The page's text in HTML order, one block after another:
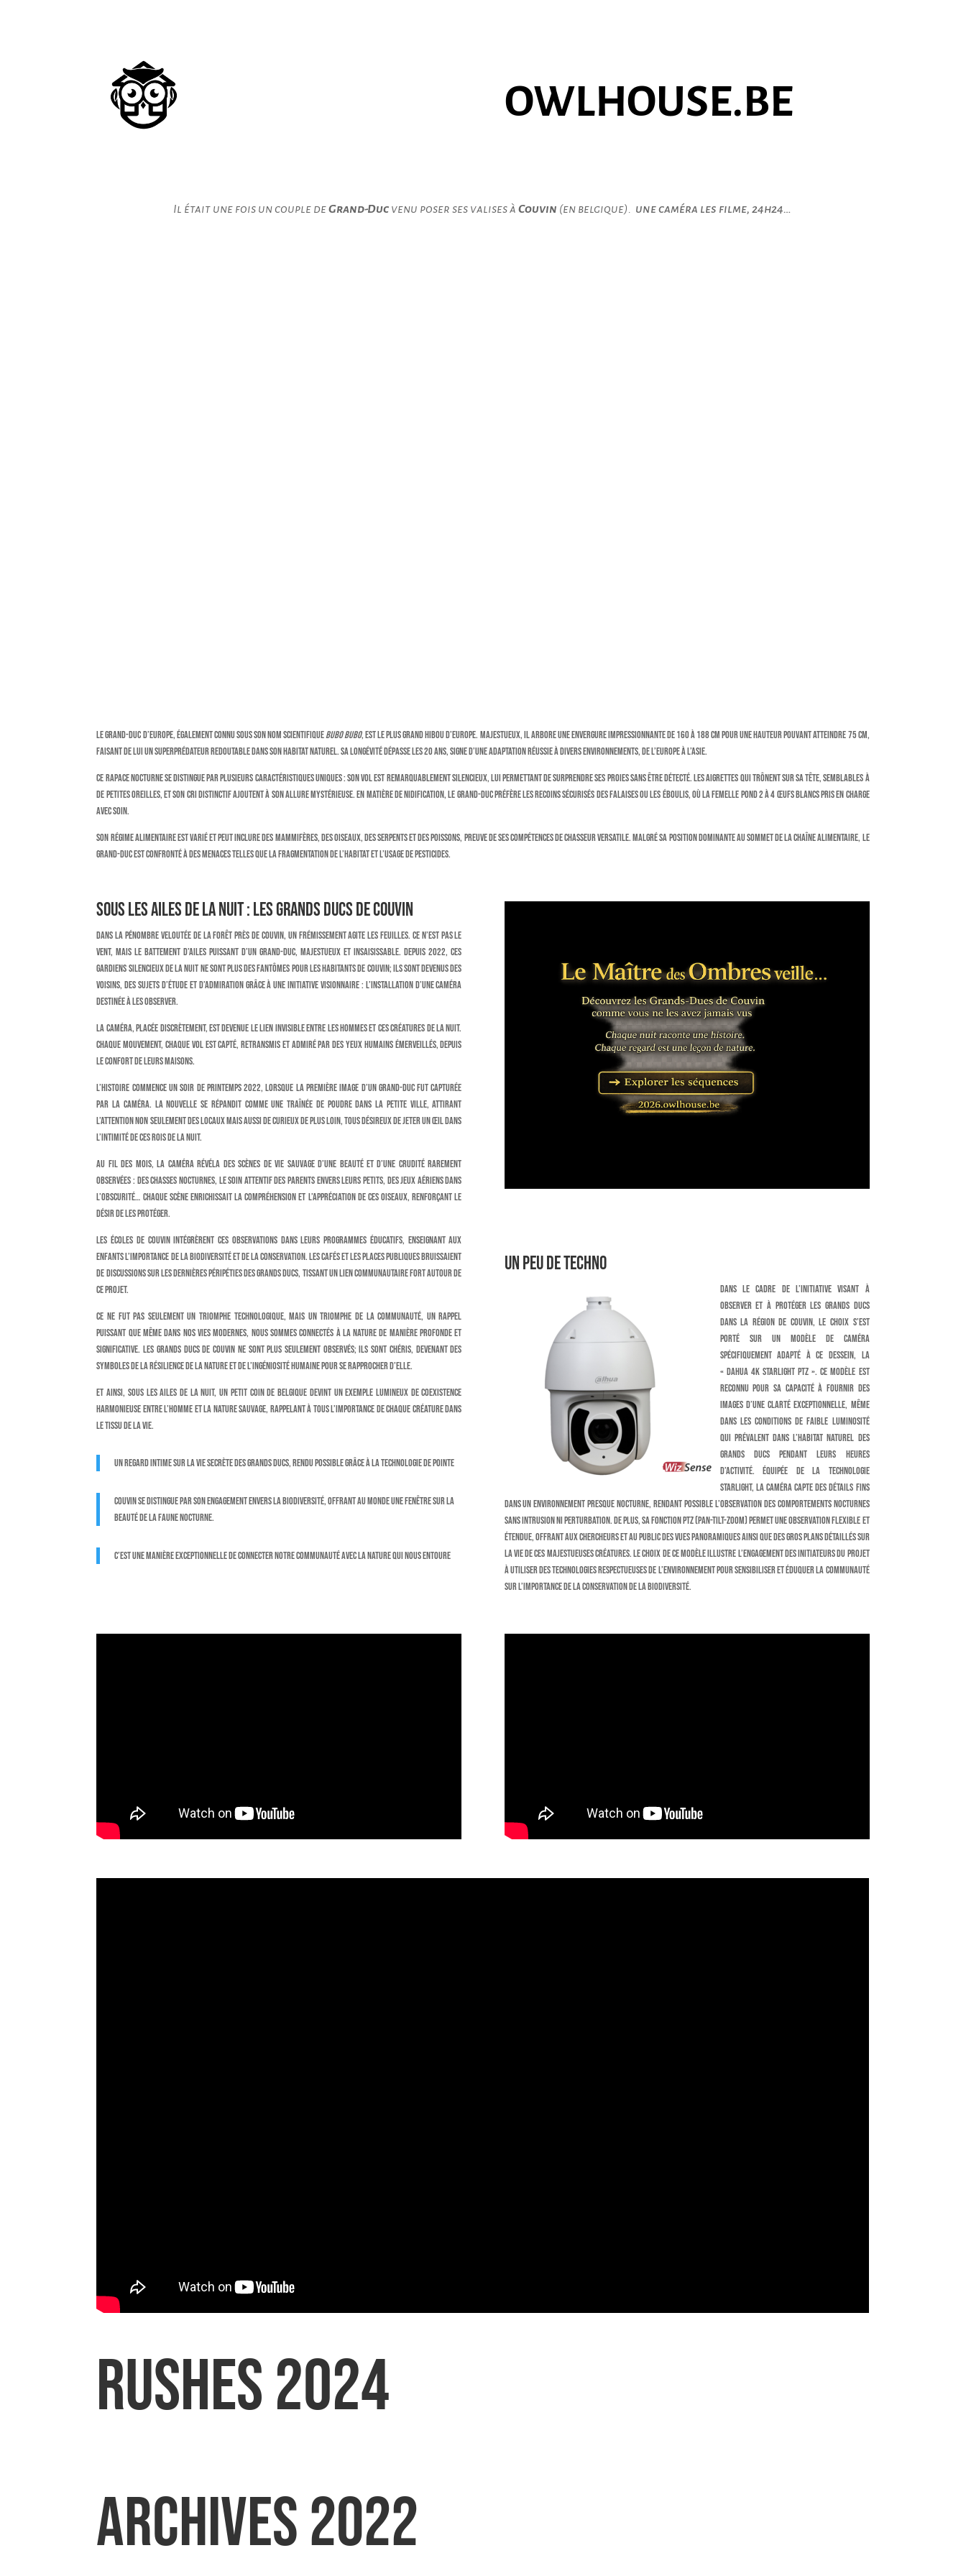
OWLHOUSE.BE
Il était une fois un couple deGrand-Ducvenu poser ses valises à Couvin (en belgique). une caméra les filme, 24h24…
Le Grand-duc d’Europe, également connu sous son nom scientifiqueBubo bubo, est le plus grand hibou d’Europe. Majestueux, il arbore une envergure impressionnante de 160 à 188 cm pour une hauteur pouvant atteindre 75 cm,
faisant de lui un superprédateur redoutable dans son habitat naturel. Sa longévité dépasse les 20 ans, signe d’une adaptation réussie à divers environnements, de l’Europe à l’Asie.
Ce rapace nocturne se distingue par plusieurs caractéristiques uniques : son vol est remarquablement silencieux, lui permettant de surprendre ses proies sans être détecté. Les aigrettes qui trônent sur sa tête, semblables à
de petites oreilles, et son cri distinctif ajoutent à son allure mystérieuse. En matière de nidification, le Grand-duc préfère les recoins sécurisés des falaises ou les éboulis, où la femelle pond 2 à 4 œufs blancs pris en charge
avec soin.
Son régime alimentaire est varié et peut inclure des mammifères, des oiseaux, des serpents et des poissons, preuve de ses compétences de chasseur versatile. Malgré sa position dominante au sommet de la chaîne alimentaire, le
Grand-duc est confronté à des menaces telles que la fragmentation de l’habitat et l’usage de pesticides.
Sous les Ailes de la Nuit : Les Grands Ducs de Couvin
Dans la pénombre veloutée de la forêt près de Couvin, un frémissement agite les feuilles. Ce n’est pas le
vent, mais le battement d’ailes puissant d’un grand-duc, majestueux et insaisissable. Depuis 2022, ces
gardiens silencieux de la nuit ne sont plus des fantômes pour les habitants de Couvin; ils sont devenus des
voisins, des sujets d’étude et d’admiration grâce à une initiative visionnaire : l’installation d’une caméra
destinée à les observer.
La caméra, placée discrètement, est devenue le lien invisible entre les hommes et ces créatures de la nuit.
Chaque mouvement, chaque vol est capté, retransmis et admiré par des yeux humains émerveillés, depuis
le confort de leurs maisons.
L’histoire commence un soir de printemps 2022, lorsque la première image d’un grand-duc fut capturée
par la caméra. La nouvelle se répandit comme une traînée de poudre dans la petite ville, attirant
l’attention non seulement des locaux mais aussi de curieux de plus loin, tous désireux de jeter un œil dans
l’intimité de ces rois de la nuit.
Au fil des mois, la caméra révéla des scènes de vie sauvage d’une beauté et d’une crudité rarement
observées : des chasses nocturnes, le soin attentif des parents envers leurs petits, des jeux aériens dans
l’obscurité… Chaque scène enrichissait la compréhension et l’appréciation de ces oiseaux, renforçant le
désir de les protéger.
Les écoles de Couvin intégrèrent ces observations dans leurs programmes éducatifs, enseignant aux
enfants l’importance de la biodiversité et de la conservation. Les cafés et les places publiques bruissaient
de discussions sur les dernières péripéties des grands ducs, tissant un lien communautaire fort autour de
ce projet.
Ce ne fut pas seulement un triomphe technologique, mais un triomphe de la communauté, un rappel
puissant que même dans nos vies modernes, nous sommes connectés à la nature de manière profonde et
significative. Les grands ducs de Couvin ne sont plus seulement observés; ils sont chéris, devenant des
symboles de la résilience de la nature et de l’ingéniosité humaine pour se rapprocher d’elle.
Et ainsi, sous les ailes de la nuit, un petit coin de Belgique devint un exemple lumineux de coexistence
harmonieuse entre l’homme et la nature sauvage, rappelant à tous l’importance de chaque créature dans
le tissu de la vie.
Un regard intime sur la vie secrète des grands ducs, rendu possible grâce à la technologie de pointe
Couvin se distingue par son engagement envers la biodiversité, offrant au monde une fenêtre sur la
beauté de la faune nocturne.
C’est une manière exceptionnelle de connecter notre communauté avec la nature qui nous entoure
Un peu de techno
Dans le cadre de l’initiative visant à
observer et à protéger les grands ducs
dans la région de Couvin, le choix s’est
porté sur un modèle de caméra
spécifiquement adapté à ce dessein, la
« Dahua 4K Starlight PTZ ». Ce modèle est
reconnu pour sa capacité à fournir des
images d’une clarté exceptionnelle, même
dans les conditions de faible luminosité
qui prévalent dans l’habitat naturel des
grands ducs pendant leurs heures
d’activité. Équipée de la technologie
Starlight, la caméra capte des détails fins
dans un environnement presque nocturne, rendant possible l’observation des comportements nocturnes
sans intrusion ni perturbation. De plus, sa fonction PTZ (Pan-Tilt-Zoom) permet une observation flexible et
étendue, offrant aux chercheurs et au public des vues panoramiques ainsi que des gros plans détaillés sur
la vie de ces majestueuses créatures. Le choix de ce modèle illustre l’engagement des initiateurs du projet
à utiliser des technologies respectueuses de l’environnement pour sensibiliser et éduquer la communauté
sur l’importance de la conservation de la biodiversité.
RUSHES 2024
ARCHIVES 2022